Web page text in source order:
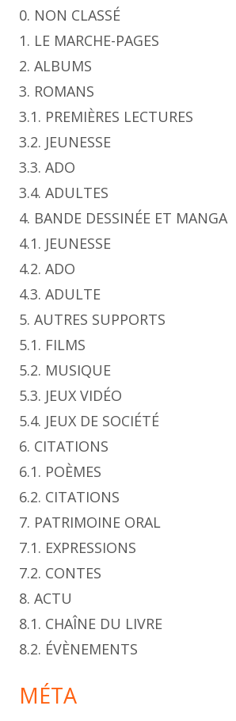
0. NON CLASSÉ
1. LE MARCHE-PAGES
2. ALBUMS
3. ROMANS
3.1. PREMIÈRES LECTURES
3.2. JEUNESSE
3.3. ADO
3.4. ADULTES
4. BANDE DESSINÉE ET MANGA
4.1. JEUNESSE
4.2. ADO
4.3. ADULTE
5. AUTRES SUPPORTS
5.1. FILMS
5.2. MUSIQUE
5.3. JEUX VIDÉO
5.4. JEUX DE SOCIÉTÉ
6. CITATIONS
6.1. POÈMES
6.2. CITATIONS
7. PATRIMOINE ORAL
7.1. EXPRESSIONS
7.2. CONTES
8. ACTU
8.1. CHAÎNE DU LIVRE
8.2. ÉVÈNEMENTS
MÉTA